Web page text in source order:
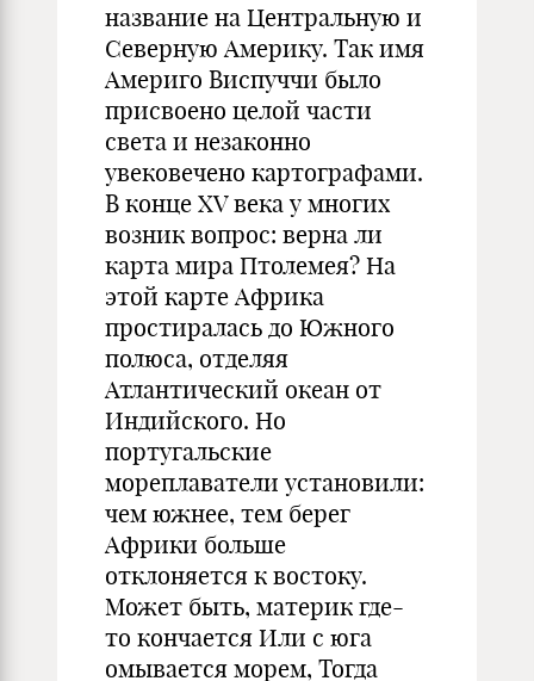
название на Центральную и
Северную Америку. Так имя
Америго Виспуччи было
присвоено целой части
света и незаконно
увековечено картографами.
В конце XV века у многих
возник вопрос: верна ли
карта мира Птолемея? На
этой карте Африка
простиралась до Южного
полюса, отделяя
Атлантический океан от
Индийского. Но
португальские
мореплаватели установили:
чем южнее, тем берег
Африки больше
отклоняется к востоку.
Может быть, материк где-
то кончается Или с юга
омывается морем, Тогда